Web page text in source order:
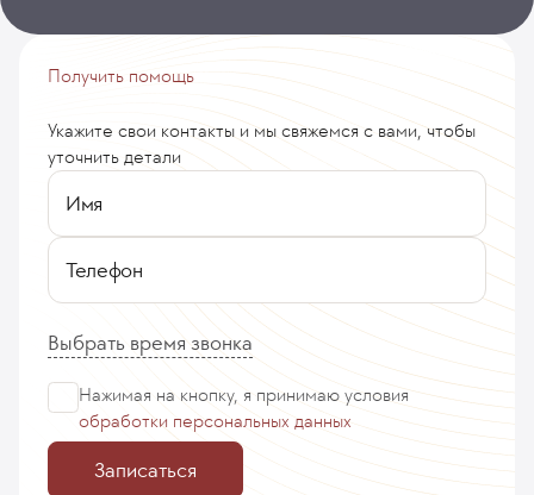
Получить помощь
Укажите свои контакты и мы свяжемся с вами, чтобы
уточнить детали
Имя
Телефон
Выбрать время звонка
Нажимая на кнопку, я принимаю условия
обработки персональных данных
Записаться